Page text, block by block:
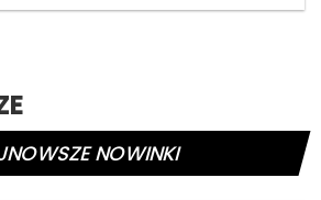
NOWINKI